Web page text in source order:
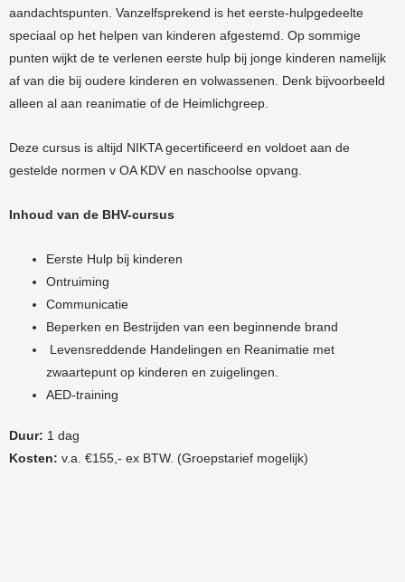
aandachtspunten. Vanzelfsprekend is het eerste-hulpgedeelte
speciaal op het helpen van kinderen afgestemd. Op sommige
punten wijkt de te verlenen eerste hulp bij jonge kinderen namelijk
af van die bij oudere kinderen en volwassenen. Denk bijvoorbeeld
alleen al aan reanimatie of de Heimlichgreep.
Deze cursus is altijd NIKTA gecertificeerd en voldoet aan de
gestelde normen v OA KDV en naschoolse opvang.
Inhoud van de BHV-cursus
Eerste Hulp bij kinderen
Ontruiming
Communicatie
Beperken en Bestrijden van een beginnende brand
Levensreddende Handelingen en Reanimatie met
zwaartepunt op kinderen en zuigelingen.
AED-training
Duur: 1 dag
Kosten: v.a. €155,- ex BTW. (Groepstarief mogelijk)